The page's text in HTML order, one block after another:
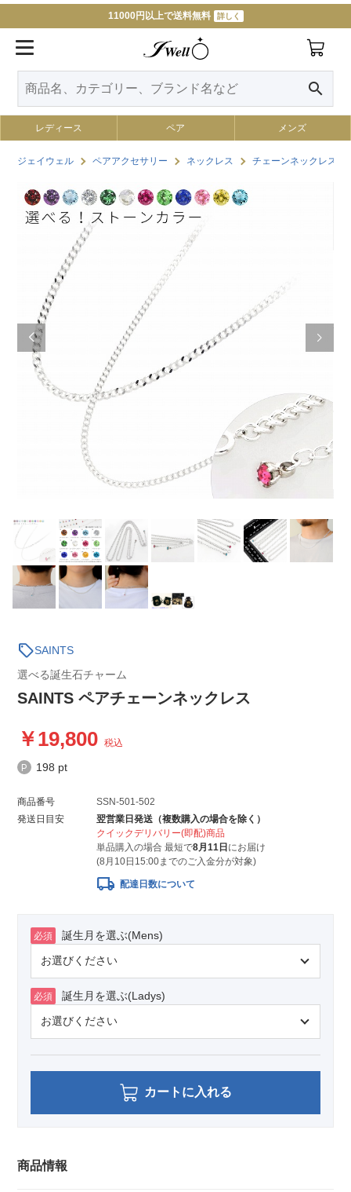
11000円以上で送料無料 詳しく
search
レディース ペア メンズ
ジェイウェル ペアアクセサリー ネックレス チェーンネックレス
sellSAINTS
選べる誕生石チャーム
SAINTS ペアチェーンネックレス
19,800 税込
198 pt
商品番号
SSN-501-502
発送日目安
翌営業日発送（複数購入の場合を除く）
クイックデリバリー(即配)商品
単品購入の場合 最短で8月11日 にお届け
(8月10日15:00までのご入金分が対象)
local_shipping 配達日数について
必須 誕生月を選ぶ(Mens)
必須 誕生月を選ぶ(Ladys)
カートに入れる
商品情報